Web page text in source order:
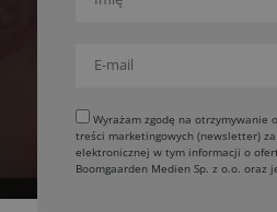
Wyrażam zgodę na otrzymywanie
treści marketingowych (newsletter)
elektronicznej w tym informacji o
Boomgaarden Medien Sp. z o.o. oraz